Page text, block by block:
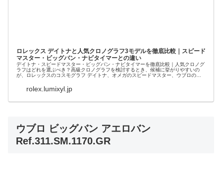
ロレックス デイトナと人気クロノグラフ3モデルを徹底比較｜スピード
マスター・ビッグバン・ナビタイマーとの違い
デイトナ・スピードマスター・ビッグバン・ナビタイマーを徹底比較｜人気クロノグ
ラフはどれを選ぶべき？高級クロノグラフを検討するとき、候補に挙がりやすいの
が、ロレックスのコスモグラフ デイトナ、オメガのスピードマスター、ウブロのビ
rolex.lumixyl.jp
ウブロ ビッグバン アエロバン
Ref.311.SM.1170.GR